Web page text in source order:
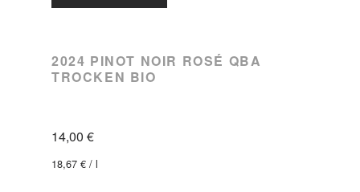
2024 PINOT NOIR ROSÉ QBA
TROCKEN BIO
14,00 €
18,67 € / l